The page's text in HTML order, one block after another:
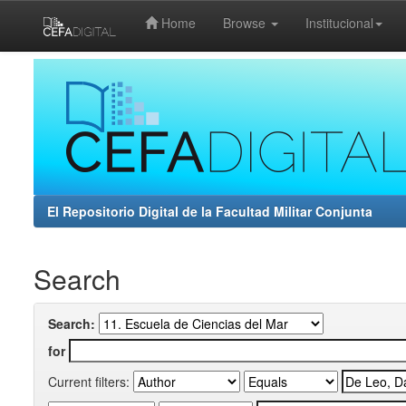
Home Browse Institucional
El Repositorio Digital de la Facultad Militar Conjunta
Search
Search:
for
Current filters: